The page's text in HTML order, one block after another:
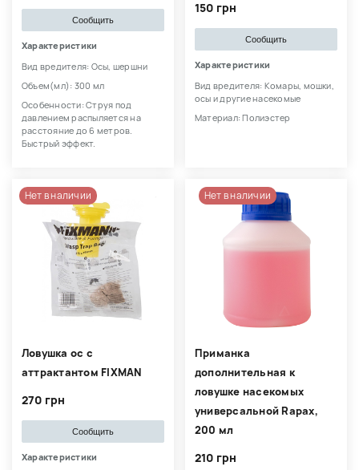
Сообщить
Характеристики
Вид вредителя: Осы, шершни
Объем(мл): 300 мл
Особенности: Струя под
давлением распыляется на
расстояние до 6 метров.
Быстрый эффект.
150 грн
Сообщить
Характеристики
Вид вредителя: Комары, мошки,
осы и другие насекомые
Материал: Полиэстер
Нет в наличии
Ловушка ос с
аттрактантом FIXMAN
270 грн
Сообщить
Характеристики
Нет в наличии
Приманка
дополнительная к
ловушке насекомых
универсальной Rapax,
200 мл
210 грн